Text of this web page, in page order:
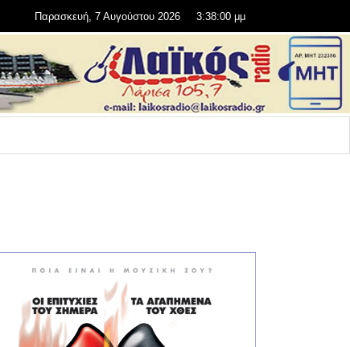
Παρασκευή, 7 Αυγούστου 2026 3:38:02 μμ